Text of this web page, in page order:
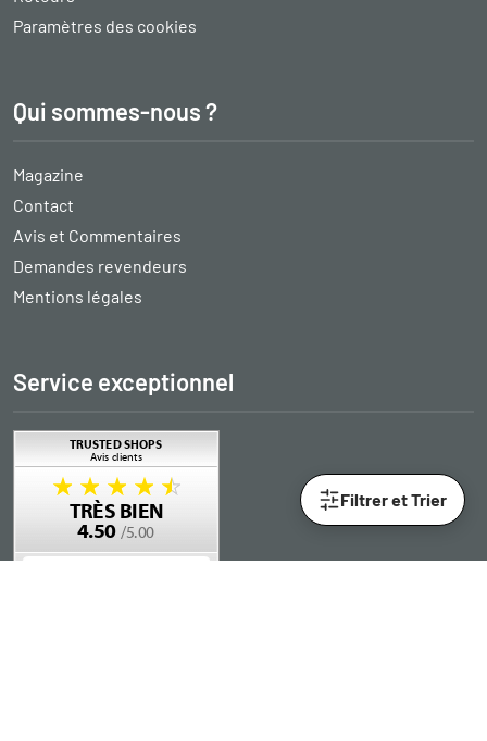
Filtrer et Trier
Paramètres des cookies
Qui sommes-nous ?
Magazine
Contact
Avis et Commentaires
Demandes revendeurs
Mentions légales
Service exceptionnel